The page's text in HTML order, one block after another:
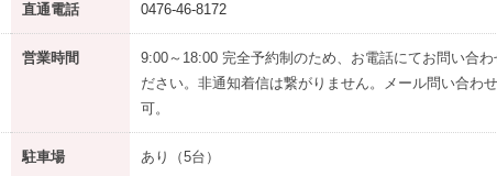
直通電話 0476-46-8172
営業時間
9:00～18:00 完全予約制のため、お電話にてお問い合わ
ださい。非通知着信は繋がりません。メール問い合わせ
可。
駐車場 あり （5台）